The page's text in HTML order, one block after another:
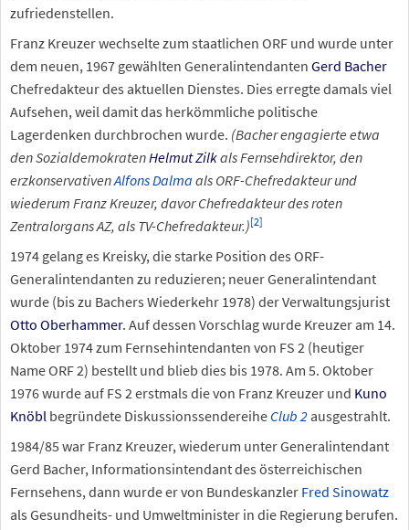
zufriedenstellen.
Franz Kreuzer wechselte zum staatlichen ORF und wurde unter
dem neuen, 1967 gewählten Generalintendanten Gerd Bacher
Chefredakteur des aktuellen Dienstes. Dies erregte damals viel
Aufsehen, weil damit das herkömmliche politische
Lagerdenken durchbrochen wurde. (Bacher engagierte etwa
den SozialdemokratenHelmut Zilkals Fernsehdirektor, den
erzkonservativenAlfons Dalma als ORF-Chefredakteur und
wiederum Franz Kreuzer, davor Chefredakteur des roten
Zentralorgans AZ, als TV-Chefredakteur.)[2]
1974 gelang es Kreisky, die starke Position des ORF-
Generalintendanten zu reduzieren; neuer Generalintendant
wurde (bis zu Bachers Wiederkehr 1978) der Verwaltungsjurist
Otto Oberhammer. Auf dessen Vorschlag wurde Kreuzer am 14.
Oktober 1974 zum Fernsehintendanten von FS 2 (heutiger
Name ORF 2) bestellt und blieb dies bis 1978. Am 5. Oktober
1976 wurde auf FS 2 erstmals die von Franz Kreuzer und Kuno
Knöbl begründete Diskussionssendereihe Club 2 ausgestrahlt.
1984/85 war Franz Kreuzer, wiederum unter Generalintendant
Gerd Bacher, Informationsintendant des österreichischen
Fernsehens, dann wurde er von Bundeskanzler Fred Sinowatz
als Gesundheits- und Umweltminister in die Regierung berufen.